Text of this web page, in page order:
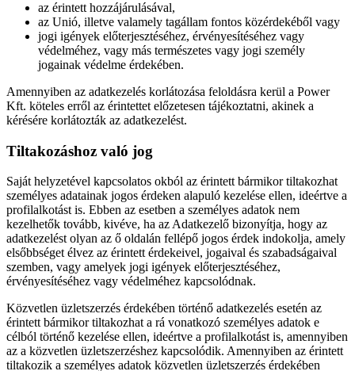
az érintett hozzájárulásával,
az Unió, illetve valamely tagállam fontos közérdekéből vagy
jogi igények előterjesztéséhez, érvényesítéséhez vagy
védelméhez, vagy más természetes vagy jogi személy
jogainak védelme érdekében.
Amennyiben az adatkezelés korlátozása feloldásra kerül a Power
Kft. köteles erről az érintettet előzetesen tájékoztatni, akinek a
kérésére korlátozták az adatkezelést.
Tiltakozáshoz való jog
Saját helyzetével kapcsolatos okból az érintett bármikor tiltakozhat
személyes adatainak jogos érdeken alapuló kezelése ellen, ideértve a
profilalkotást is. Ebben az esetben a személyes adatok nem
kezelhetők tovább, kivéve, ha az Adatkezelő bizonyítja, hogy az
adatkezelést olyan az ő oldalán fellépő jogos érdek indokolja, amely
elsőbbséget élvez az érintett érdekeivel, jogaival és szabadságaival
szemben, vagy amelyek jogi igények előterjesztéséhez,
érvényesítéséhez vagy védelméhez kapcsolódnak.
Közvetlen üzletszerzés érdekében történő adatkezelés esetén az
érintett bármikor tiltakozhat a rá vonatkozó személyes adatok e
célból történő kezelése ellen, ideértve a profilalkotást is, amennyiben
az a közvetlen üzletszerzéshez kapcsolódik. Amennyiben az érintett
tiltakozik a személyes adatok közvetlen üzletszerzés érdekében